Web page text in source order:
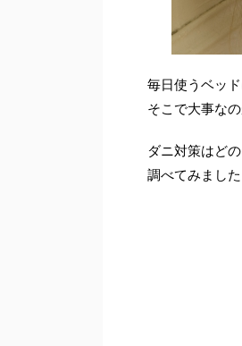
毎日使うベッ
そこで大事な
ダニ対策はど
調べてみました